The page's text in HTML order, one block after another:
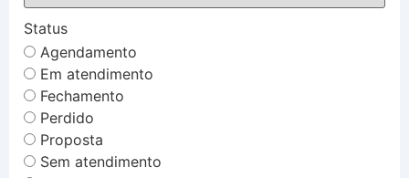
Status
Agendamento
Em atendimento
Fechamento
Perdido
Proposta
Sem atendimento